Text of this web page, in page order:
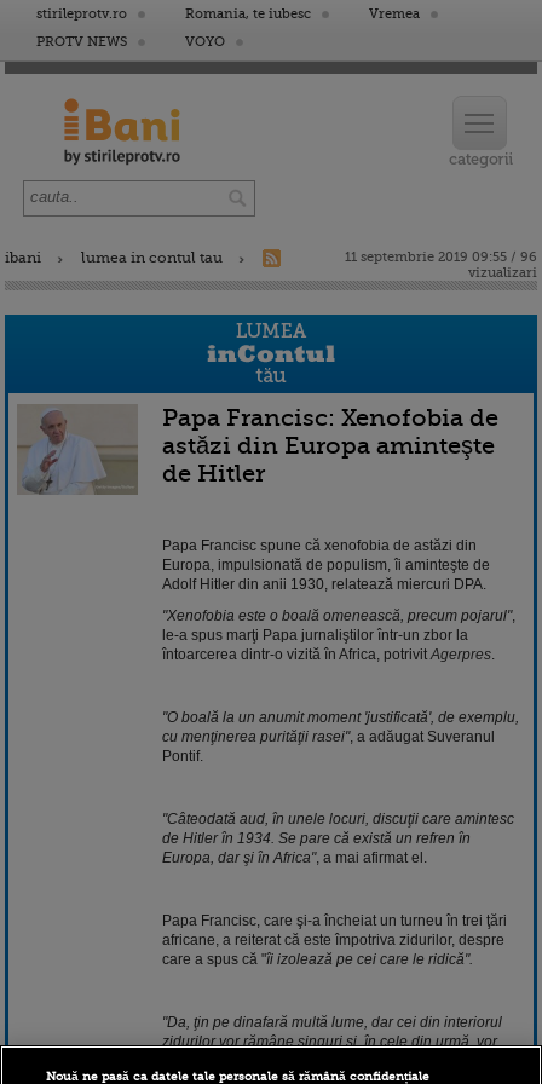
stirileprotv.ro Romania, te iubesc
Vremea
PROTV NEWS
VOYO
ibani lumea in contul tau
11 septembrie 2019 09:55 / 96
vizualizari
Papa Francisc: Xenofobia de
astăzi din Europa aminteşte
de Hitler
Papa Francisc spune că xenofobia de astăzi din
Europa, impulsionată de populism, îi aminteşte de
Adolf Hitler din anii 1930, relatează miercuri DPA.
"Xenofobia este o boală omenească, precum pojarul",
le-a spus marţi Papa jurnaliştilor într-un zbor la
întoarcerea dintr-o vizită în Africa, potrivit Agerpres
"O boală la un anumit moment 'justificată', de exemplu,
cu menţinerea purităţii rasei", a adăugat Suveranul
Pontif.
"Câteodată aud, în unele locuri, discuţii care amintesc
de Hitler în 1934. Se pare că există un refren în
Europa, dar şi în Africa", a mai afirmat el.
Papa Francisc, care şi-a încheiat un turneu în trei ţări
africane, a reiterat că este împotriva zidurilor, despre
care a spus că "îi izolează pe cei care le ridică".
"Da, ţin pe dinafară multă lume, dar cei din interiorul
zidurilor vor rămâne singuri şi, în cele din urmă, vor
Francisc.
Nouă ne pasă ca datele tale personale să rămână confidențiale